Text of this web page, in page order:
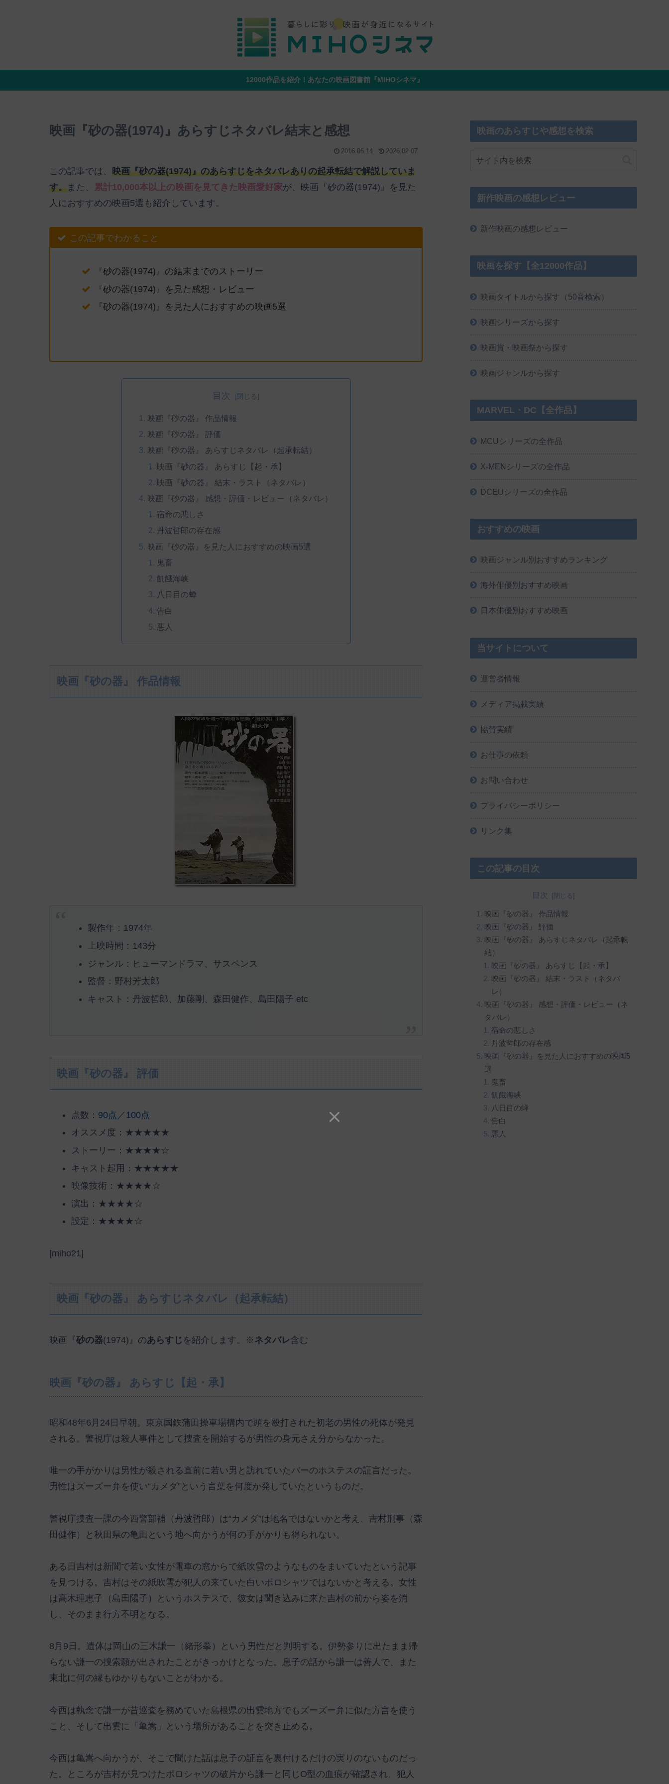
12000作品を紹介！あなたの映画図書館『MIHOシネマ』
映画『砂の器(1974)』あらすじネタバレ結末と感想
2016.06.14 2026.02.07
この記事では、 映画『砂の器(1974)』のあらすじをネタバレありの起承転結で解説していま
す。 また、 累計10,000本以上の映画を見てきた映画愛好家が、映画『砂の器(1974)』を見た
人におすすめの映画5選も紹介しています。
この記事でわかること
『砂の器(1974)』の結末までのストーリー
『砂の器(1974)』を見た感想・レビュー
『砂の器(1974)』を見た人におすすめの映画5選
目次
映画『砂の器』 作品情報
映画『砂の器』 評価
映画『砂の器』 あらすじネタバレ（起承転結）
映画『砂の器』 あらすじ【起・承】
映画『砂の器』 結末・ラスト（ネタバレ）
映画『砂の器』 感想・評価・レビュー（ネタバレ）
宿命の悲しさ
丹波哲郎の存在感
映画『砂の器』を見た人におすすめの映画5選
鬼畜
飢餓海峡
八日目の蝉
告白
悪人
映画『砂の器』 作品情報
製作年：1974年
上映時間：143分
ジャンル：ヒューマンドラマ、サスペンス
監督：野村芳太郎
キャスト：丹波哲郎、加藤剛、森田健作、島田陽子 etc
映画『砂の器』 評価
点数： 90点／100点
オススメ度：★★★★★
ストーリー：★★★★☆
キャスト起用：★★★★★
映像技術：★★★★☆
演出：★★★★☆
設定：★★★★☆
[miho21]
映画『砂の器』 あらすじネタバレ（起承転結）
映画『 砂の器(1974)』のあらすじ を紹介します。※ ネタバレ含む
映画『砂の器』 あらすじ【起・承】
昭和48年6月24日早朝。東京国鉄蒲田操車場構内で頭を殴打された初老の男性の死体が発見
される。警視庁は殺人事件として捜査を開始するが男性の身元さえ分からなかった。
唯一の手がかりは男性が殺される直前に若い男と訪れていたバーのホステスの証言だった。
男性はズーズー弁を使い“カメダ”という言葉を何度か発していたというものだ。
警視庁捜査一課の今西警部補（丹波哲郎）は“カメダ”は地名ではないかと考え、吉村刑事（森
田健作）と秋田県の亀田という地へ向かうが何の手がかりも得られない。
ある日吉村は新聞で若い女性が電車の窓からで紙吹雪のようなものをまいていたという記事
を見つける。吉村はその紙吹雪が犯人の来ていた白いポロシャツではないかと考える。女性
は高木理恵子（島田陽子）というホステスで、彼女は聞き込みに来た吉村の前から姿を消
し、そのまま行方不明となる。
8月9日。遺体は岡山の三木謙一（緒形拳）という男性だと判明する。伊勢参りに出たまま帰
らない謙一の捜索願が出されたことがきっかけとなった。息子の話から謙一は善人で、また
東北に何の縁もゆかりもないことがわかる。
今西は執念で謙一が昔巡査を務めていた島根県の出雲地方でもズーズー弁に似た方言を使う
こと、そして出雲に「亀嵩」という場所があることを突き止める。
今西は亀嵩へ向かうが、そこで聞けた話は息子の証言を裏付けるだけの実りのないものだっ
た。ところが吉村が見つけたポロシャツの破片から謙一と同じO型の血痕が確認され、犯人
映画のあらすじや感想を検索
新作映画の感想レビュー
新作映画の感想レビュー
映画を探す【全12000作品】
映画タイトルから探す（50音検索）
映画シリーズから探す
映画賞・映画祭から探す
映画ジャンルから探す
MARVEL・DC【全作品】
MCUシリーズの全作品
X-MENシリーズの全作品
DCEUシリーズの全作品
おすすめの映画
映画ジャンル別おすすめランキング
海外俳優別おすすめ映画
日本俳優別おすすめ映画
当サイトについて
運営者情報
メディア掲載実績
協賛実績
お仕事の依頼
お問い合わせ
プライバシーポリシー
リンク集
この記事の目次
目次
映画『砂の器』 作品情報
映画『砂の器』 評価
映画『砂の器』 あらすじネタバレ（起承転
結）
映画『砂の器』 あらすじ【起・承】
映画『砂の器』 結末・ラスト（ネタバ
レ）
映画『砂の器』 感想・評価・レビュー（ネ
タバレ）
宿命の悲しさ
丹波哲郎の存在感
映画『砂の器』を見た人におすすめの映画5
選
鬼畜
飢餓海峡
八日目の蝉
告白
悪人